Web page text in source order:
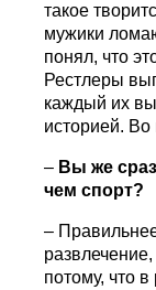
такое
мужики
понял, что
Рестлеры
каждый их
историей. Во
– Вы же
чем спорт?
–
потому, что